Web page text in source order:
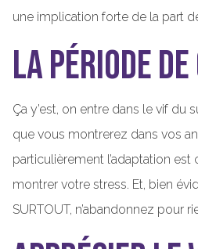
une implication forte de la part
La période
Ça y’est, on entre dans le vif du
que vous montrerez dans vos
particulièrement l’adaptation
montrer votre stress. Et, bien
SURTOUT, n’abandonnez pour